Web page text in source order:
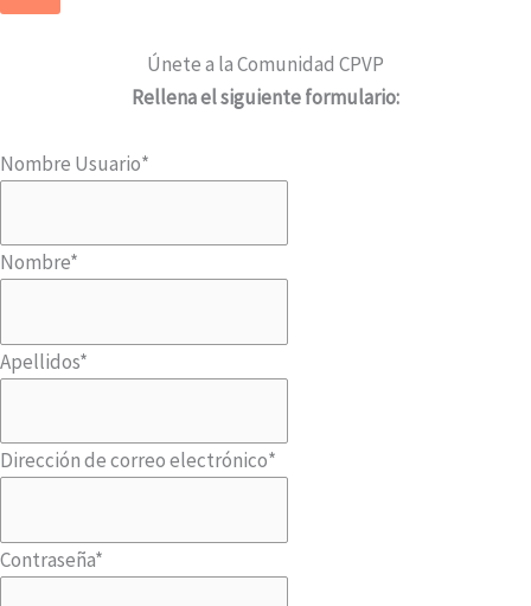
Únete a la Comunidad CPVP
Rellena el siguiente formulario:
Nombre Usuario*
Nombre*
Apellidos*
Dirección de correo electrónico*
Contraseña*